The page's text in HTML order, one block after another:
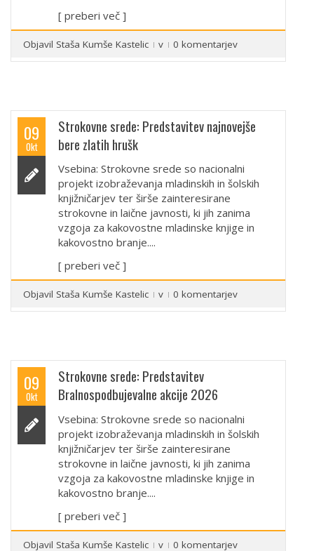
[ preberi več ]
Objavil Staša Kumše Kastelic v 0 komentarjev
09
Okt
Strokovne srede: Predstavitev najnovejše
bere zlatih hrušk
Vsebina: Strokovne srede so nacionalni
projekt izobraževanja mladinskih in šolskih
knjižničarjev ter širše zainteresirane
strokovne in laične javnosti, ki jih zanima
vzgoja za kakovostne mladinske knjige in
kakovostno branje....
[ preberi več ]
Objavil Staša Kumše Kastelic v 0 komentarjev
09
Okt
Strokovne srede: Predstavitev
Bralnospodbujevalne akcije 2026
Vsebina: Strokovne srede so nacionalni
projekt izobraževanja mladinskih in šolskih
knjižničarjev ter širše zainteresirane
strokovne in laične javnosti, ki jih zanima
vzgoja za kakovostne mladinske knjige in
kakovostno branje....
[ preberi več ]
Objavil Staša Kumše Kastelic v 0 komentarjev